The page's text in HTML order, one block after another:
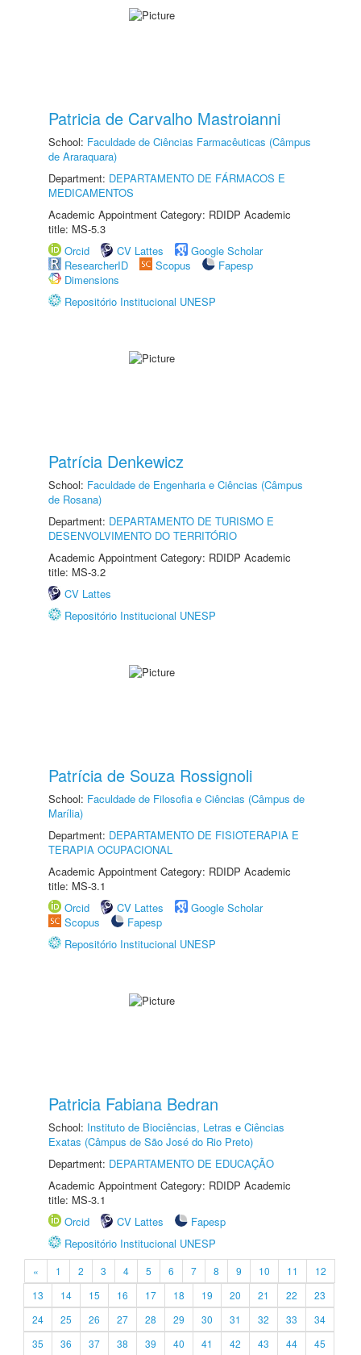
Patricia de Carvalho Mastroianni
School: Faculdade de Ciências Farmacêuticas (Câmpus
de Araraquara)
Department: DEPARTAMENTO DE FÁRMACOS E
MEDICAMENTOS
Academic Appointment Category: RDIDP Academic
title: MS-5.3
Orcid
CV Lattes
Google Scholar
ResearcherID
Scopus
Fapesp
Dimensions
Repositório Institucional UNESP
Patrícia Denkewicz
School: Faculdade de Engenharia e Ciências (Câmpus
de Rosana)
Department: DEPARTAMENTO DE TURISMO E
DESENVOLVIMENTO DO TERRITÓRIO
Academic Appointment Category: RDIDP Academic
title: MS-3.2
CV Lattes
Repositório Institucional UNESP
Patrícia de Souza Rossignoli
School: Faculdade de Filosofia e Ciências (Câmpus de
Marília)
Department: DEPARTAMENTO DE FISIOTERAPIA E
TERAPIA OCUPACIONAL
Academic Appointment Category: RDIDP Academic
title: MS-3.1
Orcid
CV Lattes
Google Scholar
Scopus
Fapesp
Repositório Institucional UNESP
Patricia Fabiana Bedran
School: Instituto de Biociências, Letras e Ciências
Exatas (Câmpus de São José do Rio Preto)
Department: DEPARTAMENTO DE EDUCAÇÃO
Academic Appointment Category: RDIDP Academic
title: MS-3.1
Orcid
CV Lattes
Fapesp
Repositório Institucional UNESP
« 1 2 3 4 5 6 7 8 9 10 11
12
13
14 15 16 17 18 19 20 21 22
23
24
25 26 27 28 29 30 31 32 33
34
35
36 37 38 39 40 41 42 43 44
45